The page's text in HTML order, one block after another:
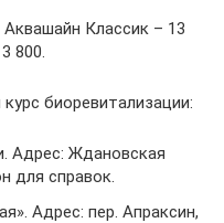
Классик – 13
800.
биоревитализации:
Адрес: Ждановская
для справок.
Адрес: пер. Апраксин,